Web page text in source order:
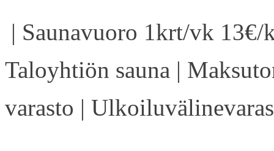
| Saunavuoro 1krt/vk
Taloyhtiön sauna |
varasto |